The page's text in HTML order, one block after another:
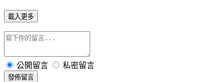
載入更多
公開留言 私密留言
發佈留言